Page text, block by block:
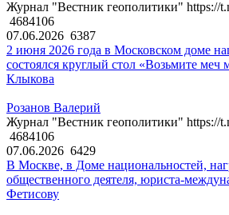
Журнал "Вестник геополитики" https://
4684106
07.06.2026 6387
2 июня 2026 года в Московском доме
состоялся круглый стол «Возьмите
Клыкова
Розанов Валерий
Журнал "Вестник геополитики" https://
4684106
07.06.2026 6429
В Москве, в Доме национальностей,
общественного деятеля, юриста-
Фетисову